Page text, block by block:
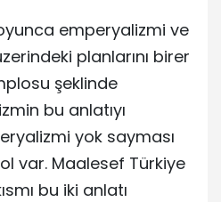
emperyalizmi ve
planlarını birer
şeklinde
bu anlatıyı
yok sayması
var. Maalesef Türkiye
bu iki anlatı